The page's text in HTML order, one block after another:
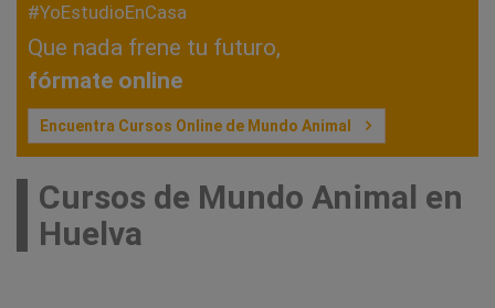
#YoEstudioEnCasa
Que nada frene tu futuro,
fórmate online
Encuentra Cursos Online de Mundo Animal
Cursos de Mundo Animal en
Huelva